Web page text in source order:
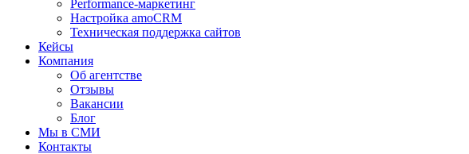
Performance-маркетинг
Настройка amoCRM
Техническая поддержка сайтов
Кейсы
Компания
Об агентстве
Отзывы
Вакансии
Блог
Мы в СМИ
Контакты